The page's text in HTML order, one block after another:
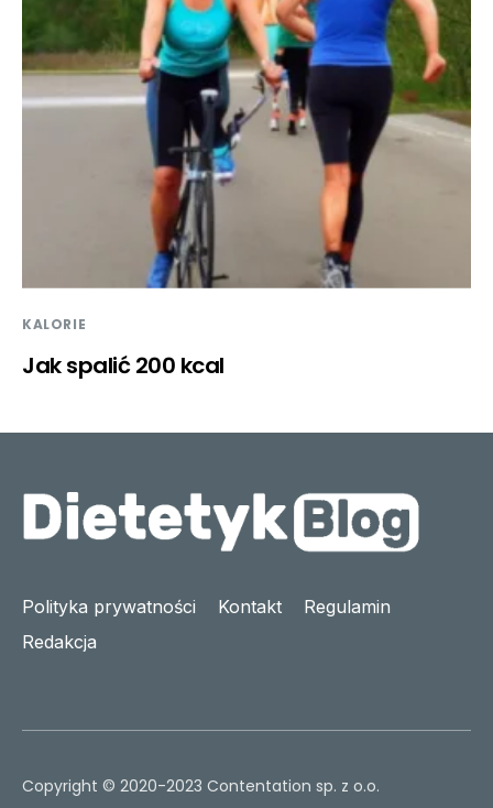
KALORIE
Jak spalić 200 kcal
Polityka prywatności Kontakt
Regulamin
Redakcja
Copyright © 2020-2023 Contentation sp. z o.o.